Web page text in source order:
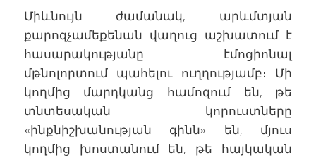
Միևնույն ժամանակ, արևմտյան
քարոզչամեքենան վաղուց աշխատում է
հասարակությանը էմոցիոնալ
մթնոլորտում պահելու ուղղությամբ։ Մի
կողմից մարդկանց համոզում են, թե
տնտեսական կորուստները
«ինքնիշխանության գինն» են, մյուս
կողմից խոստանում են, թե հայկական